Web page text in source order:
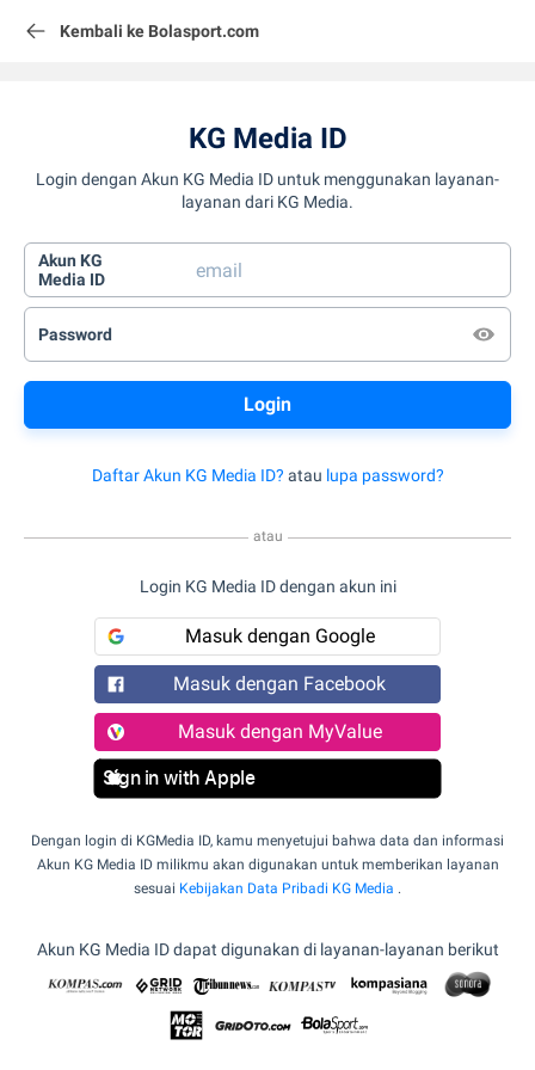
Kembali ke Bolasport.com
KG Media ID
Login dengan Akun KG Media ID untuk menggunakan layanan-
layanan dari KG Media.
Akun KG
Media ID
Password
Daftar Akun KG Media ID? atau lupa password?
atau
Login KG Media ID dengan akun ini
Masuk dengan Google
Masuk dengan Facebook
Masuk dengan MyValue
Sign in with Apple
Dengan login di KGMedia ID, kamu menyetujui bahwa data dan informasi
Akun KG Media ID milikmu akan digunakan untuk memberikan layanan
sesuai Kebijakan Data Pribadi KG Media .
Akun KG Media ID dapat digunakan di layanan-layanan berikut